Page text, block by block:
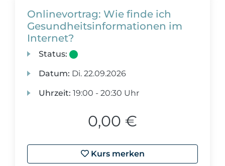
Onlinevortrag: Wie finde ich
Gesundheitsinformationen im
Internet?
Status:
Datum: Di. 22.09.2026
Uhrzeit: 19:00 - 20:30 Uhr
0,00 €
Kurs merken